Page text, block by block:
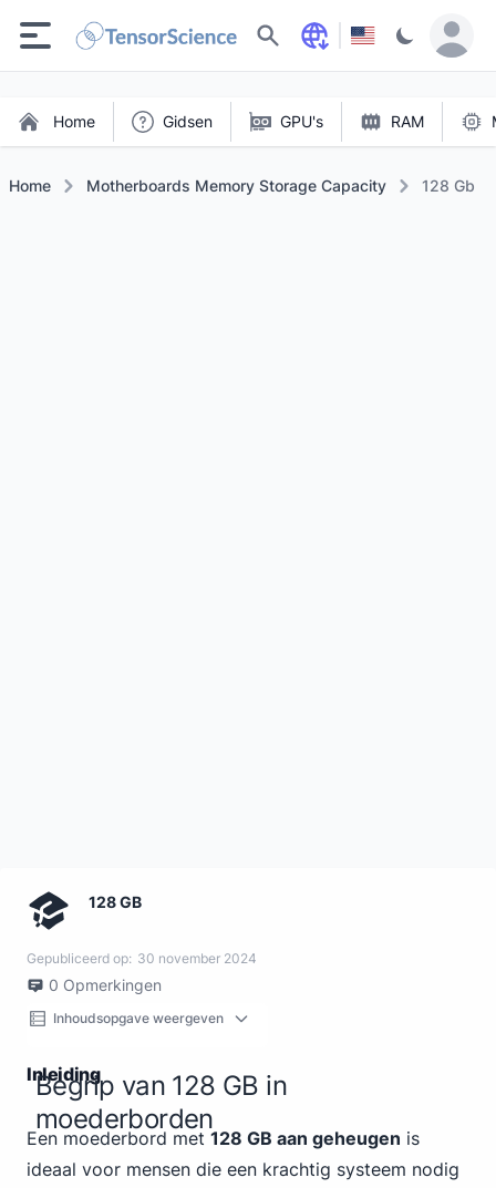
Zoeken
Home Gidsen GPU's RAM
Home Motherboards Memory Storage Capacity 128 Gb
128 GB
Gepubliceerd op: 30 november 2024
0 Opmerkingen
Inhoudsopgave weergeven
Inleiding
Begrip van 128 GB in
moederborden
Een moederbord met 128 GB aan geheugen is
ideaal voor mensen die een krachtig systeem nodig